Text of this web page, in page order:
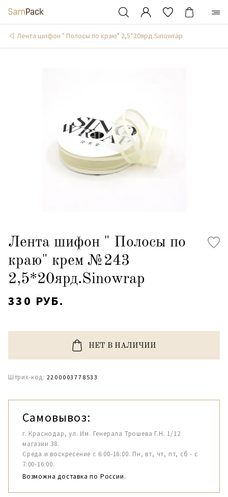
Лента шифон " Полосы по краю" 2,5*20ярд.Sinowrap
Лента шифон " Полосы по
краю" крем №243
2,5*20ярд.Sinowrap
330 РУБ.
НЕТ В НАЛИЧИИ
Штрих-код: 2200003778533
Самовывоз:
г. Краснодар, ул. Им. Генерала Трошева Г.Н. 1/12
магазин 38.
Среда и воскресение с 6:00-16:00. Пн, вт, чт, пт, сб - с
7:00-16:00.
Возможна доставка по России.